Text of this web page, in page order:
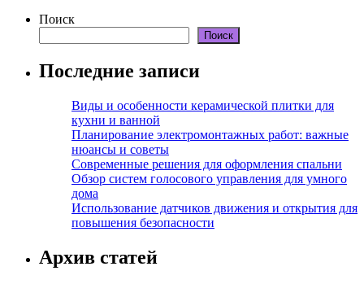
Поиск
Поиск
Последние записи
Виды и особенности керамической плитки для
кухни и ванной
Планирование электромонтажных работ: важные
нюансы и советы
Современные решения для оформления спальни
Обзор систем голосового управления для умного
дома
Использование датчиков движения и открытия для
повышения безопасности
Архив статей